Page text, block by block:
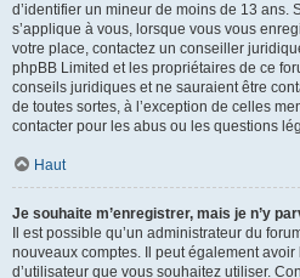
d’identifier un mineur de moins de 13 ans.
s’applique à vous, lorsque vous vous
votre place, contactez un conseiller
phpBB Limited et les propriétaires de ce
conseils juridiques et ne sauraient être
de toutes sortes, à l’exception de celles
contacter pour les abus ou les questions
Haut
Je souhaite m’enregistrer, mais je n’y
Il est possible qu’un administrateur du
nouveaux comptes. Il peut également
d’utilisateur que vous souhaitez utiliser.